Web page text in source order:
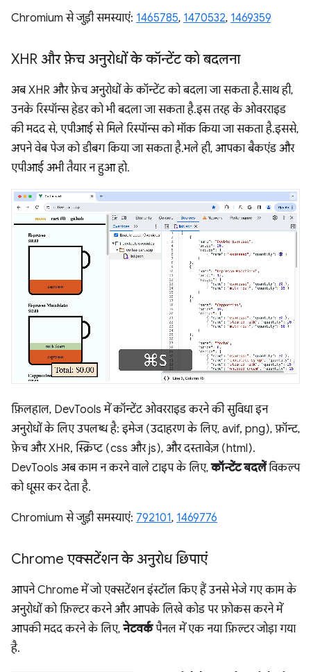
Chromium से जुड़ी समस्याएं: 1465785, 1470532, 1469359
XHR और फ़ेच अनुरोधों के कॉन्टेंट को बदलना
अब XHR और फ़ेच अनुरोधों के कॉन्टेंट को बदला जा सकता है. साथ ही,
उनके रिस्पॉन्स हेडर को भी बदला जा सकता है. इस तरह के ओवरराइड
की मदद से, एपीआई से मिले रिस्पॉन्स को मॉक किया जा सकता है. इससे,
अपने वेब पेज को डीबग किया जा सकता है. भले ही, आपका बैकएंड और
एपीआई अभी तैयार न हुआ हो.
फ़िलहाल, DevTools में कॉन्टेंट ओवरराइड करने की सुविधा इन
अनुरोधों के लिए उपलब्ध है: इमेज (उदाहरण के लिए, avif, png), फ़ॉन्ट,
फ़ेच और XHR, स्क्रिप्ट (css और js), और दस्तावेज़ (html).
DevTools अब काम न करने वाले टाइप के लिए,कॉन्टेंट बदलेंविकल्प
को धूसर कर देता है.
Chromium से जुड़ी समस्याएं: 792101, 1469776
Chrome एक्सटेंशन के अनुरोध छिपाएं
आपने Chrome में जो एक्सटेंशन इंस्टॉल किए हैं उनसे भेजे गए काम के
अनुरोधों को फ़िल्टर करने और आपके लिखे कोड पर फ़ोकस करने में
आपकी मदद करने के लिए, नेटवर्कपैनल में एक नया फ़िल्टर जोड़ा गया
है.